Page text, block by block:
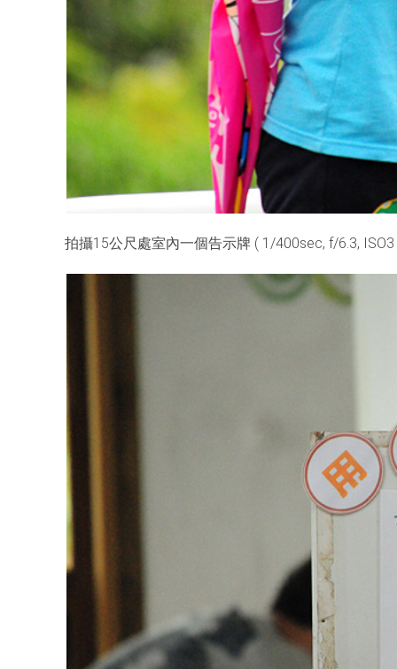
拍攝15公尺處室內一個告示牌 ( 1/400sec, f/6.3,